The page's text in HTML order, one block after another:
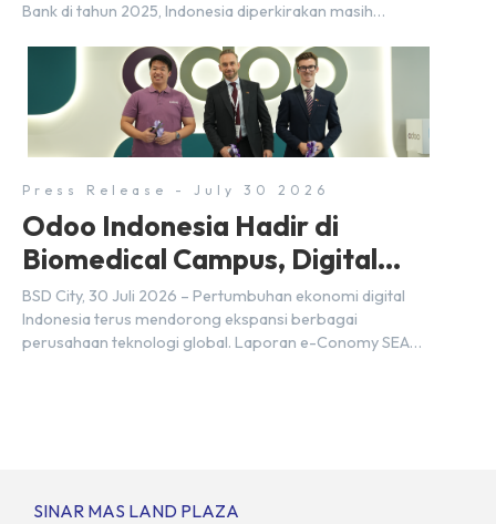
Bank di tahun 2025, Indonesia diperkirakan masih
2030 atau setara dengan 600 ribu tenaga digital baru
setiap tahunnya untuk mendukung percepatan
transformasi digital di berbagai sektor strategis.
Kebutuhan tersebut menjadikan pengembangan sumber
daya […]
Press Release - July 30 2026
Odoo Indonesia Hadir di
Biomedical Campus, Digital
Hub, BSD City
BSD City, 30 Juli 2026 – Pertumbuhan ekonomi digital
Indonesia terus mendorong ekspansi berbagai
perusahaan teknologi global. Laporan e-Conomy SEA
SINAR MAS LAND PLAZA